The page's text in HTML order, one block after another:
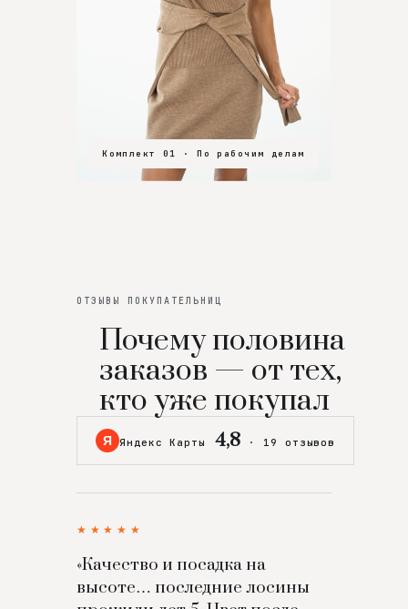
Комплект 01 · По рабочим делам
Комплект 02 · В зал
Комплект 03 · На особенный вечер
ОТЗЫВЫ ПОКУПАТЕЛЬНИЦ
Почему половина
заказов — от тех,
кто уже покупал
Я Яндекс Карты 4,8 · 19 отзывов
★★★★★
«Качество и посадка на
высоте… последние лосины